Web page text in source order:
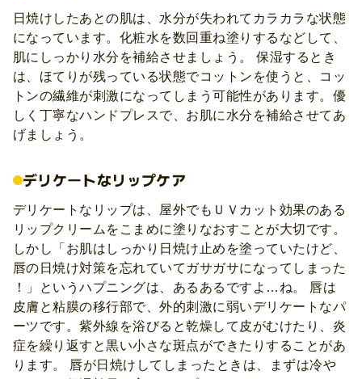
日焼けしたあとの肌は、水分が失われてカラカラな状態
になっています。化粧水を数回重ね塗りするなどして、
肌にしっかり水分を補給させましょう。 保湿するとき
は、ほてりが残っている状態でコットンを使うと、コッ
トンの繊維が刺激になってしまう可能性があります。優
しく丁寧なハンドプレスで、お肌に水分を補給させてあ
げましょう。
デリケートなリップケア
デリケートなリップは、屋外でもＵＶカット効果のある
リップクリームをこまめに塗りなおすことが大切です。
しかし「お肌はしっかり日焼け止めを塗っていたけど、
唇の日焼け対策を忘れていてガサガサになってしまった
！」というハプニングは、あるあるですよ…ね。 唇は
皮膚と粘膜の移行部で、外的刺激に弱いデリケートなパ
ーツです。紫外線を浴びると乾燥して皮がむけたり、炎
症を繰り返すと黒い小さな斑点ができたりすることがあ
ります。 唇が日焼けしてしまったときは、まずは冷や